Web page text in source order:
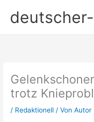
Inhalt
trotz
/ Redaktionell / VonAutor